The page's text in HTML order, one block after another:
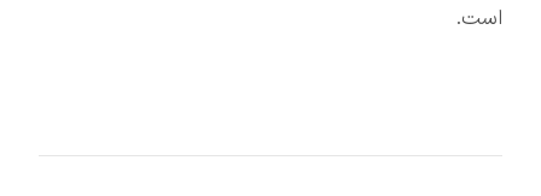
است.